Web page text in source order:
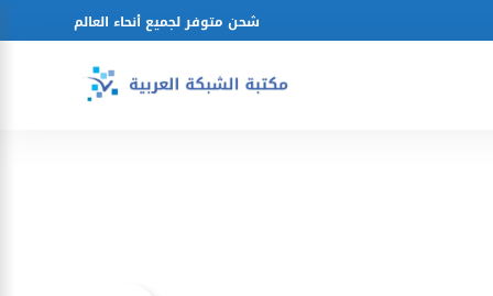
شحن متوفر لجميع أنحاء العالم